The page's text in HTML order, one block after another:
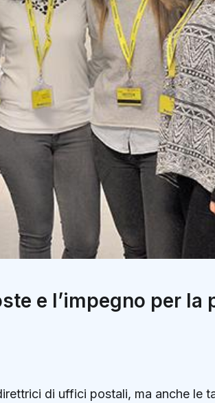
e l’impegno per la
di uffici postali, ma anche le